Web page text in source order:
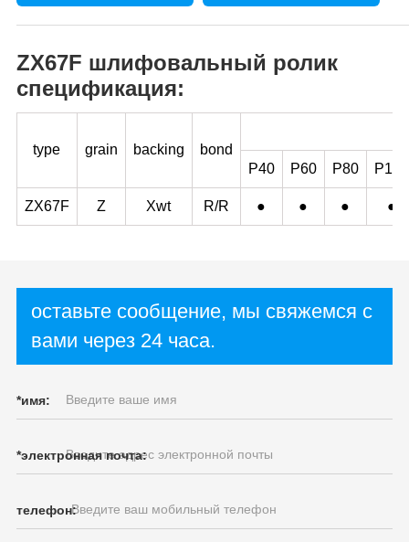
ZX67F шлифовальный ролик
спецификация:
type grain backing
bond
P40
P60 P80 P100
ZX67F Z Xwt R/R ● ● ● ●
оставьте сообщение, мы свяжемся с
вами через 24 часа.
*имя:
*электронная почта:
телефон: